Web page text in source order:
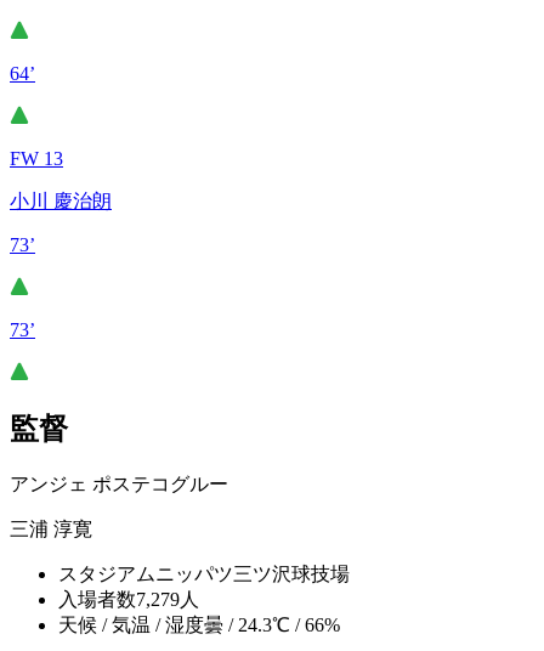
64’
FW 13
小川 慶治朗
73’
73’
監督
アンジェ ポステコグルー
三浦 淳寛
スタジアムニッパツ三ツ沢球技場
入場者数7,279人
天候 / 気温 / 湿度曇 / 24.3℃ / 66%